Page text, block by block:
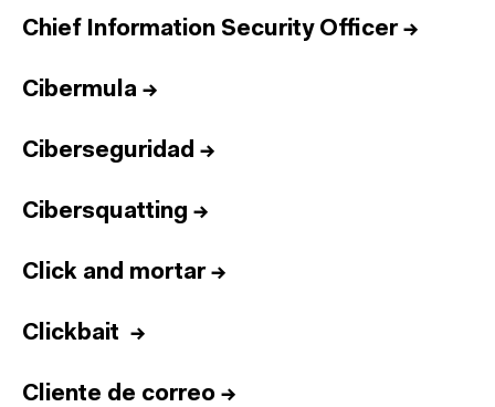
Chief Information Security Officer→
Cibermula →
Ciberseguridad →
Cibersquatting →
Click and mortar→
Clickbait →
Cliente de correo →